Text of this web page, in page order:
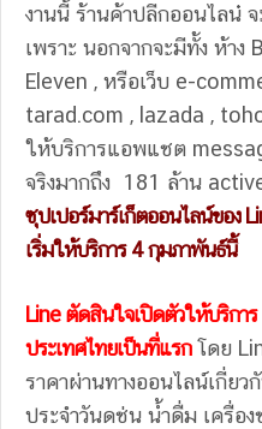
งานนี้ ร้านค้าปลีกออนไลน๋
เพราะ นอกจากจะมีทั้ง ห้า
Eleven , หรือเว็บ e-
tarad.com , lazada ,
ให้บริการแอพแชต
จริงมากถึง 181 ล้าน
ซุปเปอร์มาร์เก็ตออนไลน์ของ
เริ่มให้บริการ 4 กุมภาพันธ์นี้
Line ตัดสินใจเปิดตัวให้บริการ
ประเทศไทยเป็นที่แรก โดย
ราคาผ่านทางออนไลน์เกี่ย
ประจำวันดช่น น้ำดื่ม เครื่อ